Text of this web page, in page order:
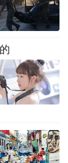
廷辉（吴谨
堂，与帝王
”“帝王异瞳
留，并强化
对立试探到
扯成为最大